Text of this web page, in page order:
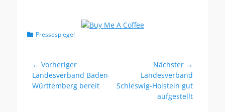
f
o
r
K
Pressespiegel
Beitragsnavigation
← Vorheriger
Vorheriger
Beitrag:
Landesverband Baden-
Württemberg bereit
Nächster →
Nächster
Beitrag:
Landesverband
Schleswig-Holstein gut
aufgestellt